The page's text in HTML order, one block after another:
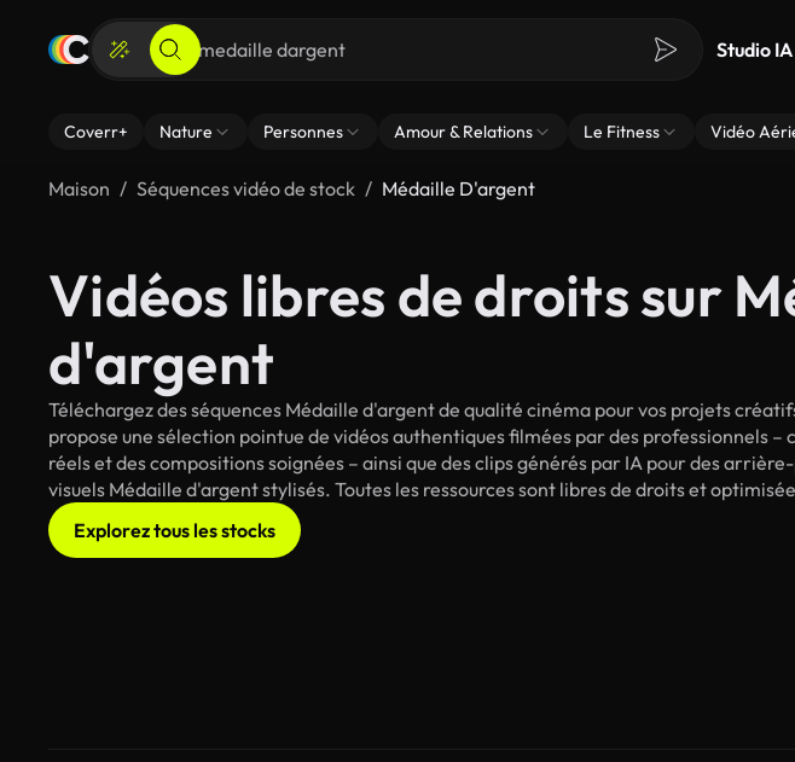
Studio IA
Coverr+ Nature Personnes Amour & Relations Le Fitness Vidéo
Maison Séquences vidéo de stock Médaille D'argent
Vidéos libres de droits sur
d'argent
Téléchargez des séquences Médaille d'argent de qualité cinéma pour vos projets
propose une sélection pointue de vidéos authentiques filmées par des professionnels –
réels et des compositions soignées – ainsi que des clips générés par IA pour des
visuels Médaille d'argent stylisés. Toutes les ressources sont libres de droits et
Explorez tous les stocks